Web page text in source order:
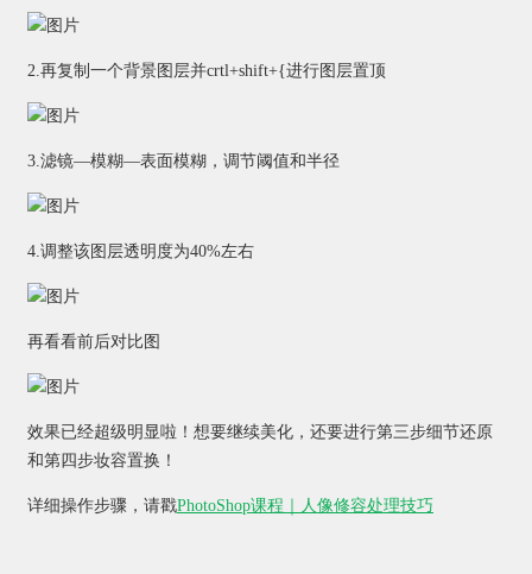
2.再复制一个背景图层并crtl+shift+{进行图层置顶
3.滤镜—模糊—表面模糊，调节阈值和半径
4.调整该图层透明度为40%左右
再看看前后对比图
效果已经超级明显啦！想要继续美化，还要进行第三步细节还原
和第四步妆容置换！
详细操作步骤，请戳PhotoShop课程｜人像修容处理技巧